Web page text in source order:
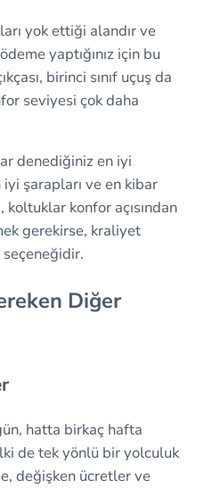
yok ettiği alandır ve
yaptığınız için bu
birinci sınıf uçuş da
seviyesi çok daha
denediğiniz en iyi
iyi şarapları ve en kibar
konfor açısından
gerekirse, kraliyet
Diğer
hatta birkaç hafta
de tek yönlü bir yolculuk
değişken ücretler ve